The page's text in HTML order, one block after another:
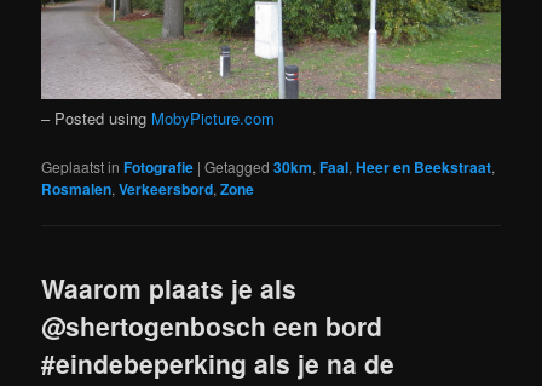
– Posted using MobyPicture.com
Geplaatst in Fotografie |Getagged 30km,Faal,Heer en Beekstraat,
Rosmalen,Verkeersbord,Zone
Waarom plaats je als
@shertogenbosch een bord
#eindebeperking als je na de